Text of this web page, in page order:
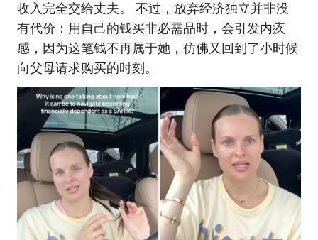
收入完全交给丈夫。 不过，放弃经济独立并非没
有代价：用自己的钱买非必需品时，会引发内疚
感，因为这笔钱不再属于她，仿佛又回到了小时候
向父母请求购买的时刻。